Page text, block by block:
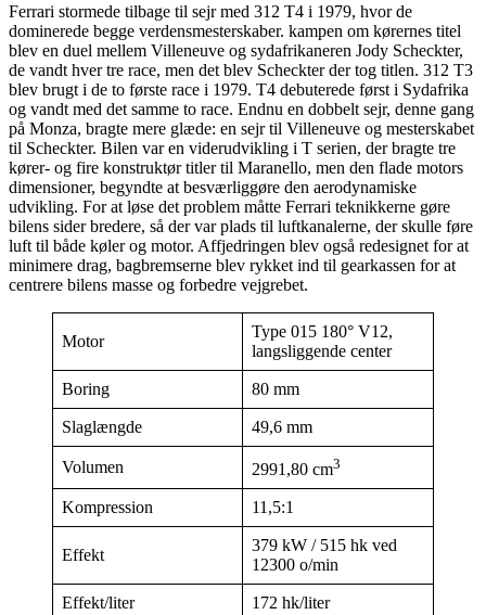
Ferrari stormede tilbage til sejr med 312 T4 i 1979, hvor de
dominerede begge verdensmesterskaber. kampen om kørernes titel
blev en duel mellem Villeneuve og sydafrikaneren Jody Scheckter,
de vandt hver tre race, men det blev Scheckter der tog titlen. 312 T3
blev brugt i de to første race i 1979. T4 debuterede først i Sydafrika
og vandt med det samme to race. Endnu en dobbelt sejr, denne gang
på Monza, bragte mere glæde: en sejr til Villeneuve og mesterskabet
til Scheckter. Bilen var en viderudvikling i T serien, der bragte tre
kører- og fire konstruktør titler til Maranello, men den flade motors
dimensioner, begyndte at besværliggøre den aerodynamiske
udvikling. For at løse det problem måtte Ferrari teknikkerne gøre
bilens sider bredere, så der var plads til luftkanalerne, der skulle føre
luft til både køler og motor. Affjedringen blev også redesignet for at
minimere drag, bagbremserne blev rykket ind til gearkassen for at
centrere bilens masse og forbedre vejgrebet.
Motor
Type 015 180° V12,
langsliggende center
Boring 80 mm
Slaglængde 49,6 mm
Volumen 2991,80 cm3
Kompression 11,5:1
Effekt
379 kW / 515 hk ved
12300 o/min
Effekt/liter 172 hk/liter